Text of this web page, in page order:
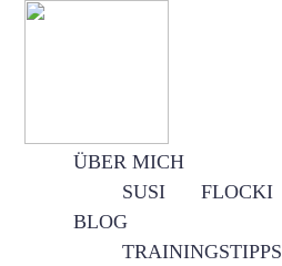
ÜBER MICH
SUSI
FLOCKI
BLOG
TRAININGSTIPPS